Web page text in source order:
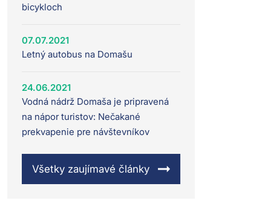
bicykloch
07.07.2021
Letný autobus na Domašu
24.06.2021
Vodná nádrž Domaša je pripravená
na nápor turistov: Nečakané
prekvapenie pre návštevníkov
Všetky zaujímavé články